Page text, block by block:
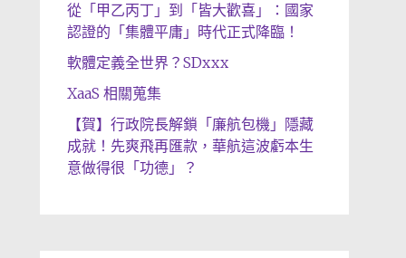
從「甲乙丙丁」到「皆大歡喜」：國家
認證的「集體平庸」時代正式降臨！
軟體定義全世界？SDxxx
XaaS 相關蒐集
【賀】行政院長解鎖「廉航包機」隱藏
成就！先爽飛再匯款，華航這波虧本生
意做得很「功德」？